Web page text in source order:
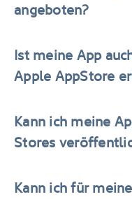
angeboten?
Ist meine App
Apple AppStore
Kann ich meine
Stores
Kann ich für